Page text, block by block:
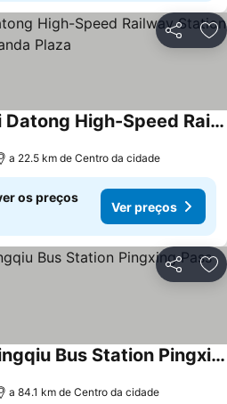
Partilhar
Vienna Hotel Shanxi Datong High-Speed Railway Station Wanda Plaza
a 22.5 km de Centro da cidade
os preços
Ver preços
Partilhar
Greenhouse Hotel Lingqiu Bus Station Pingxing Pass
a 84.1 km de Centro da cidade